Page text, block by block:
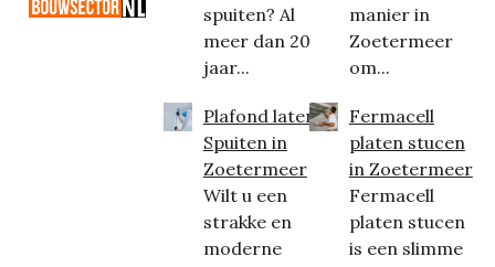
spuiten? Al
meer dan 20
jaar...
Plafond laten
Spuiten in
Zoetermeer
Wilt u een
strakke en
moderne
manier in
Zoetermeer
om...
Fermacell
platen stucen
in Zoetermeer
Fermacell
platen stucen
is een slimme